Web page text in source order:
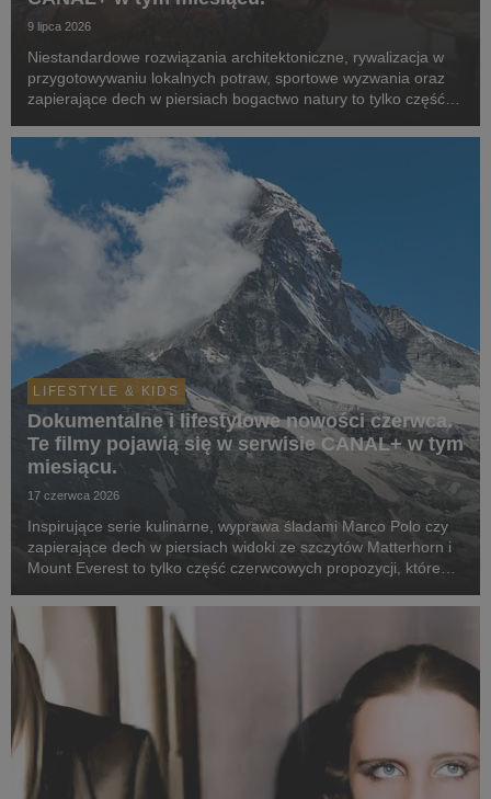
9 lipca 2026
Niestandardowe rozwiązania architektoniczne, rywalizacja w
przygotowywaniu lokalnych potraw, sportowe wyzwania oraz
zapierające dech w piersiach bogactwo natury to tylko część z
w serwisie w lipcu.
LIFESTYLE & KIDS
Dokumentalne i lifestylowe nowości czerwca.
Te filmy pojawią się w serwisie CANAL+ w tym
miesiącu.
17 czerwca 2026
Inspirujące serie kulinarne, wyprawa śladami Marco Polo czy
zapierające dech w piersiach widoki ze szczytów Matterhorn i
Mount Everest to tylko część czerwcowych propozycji, które